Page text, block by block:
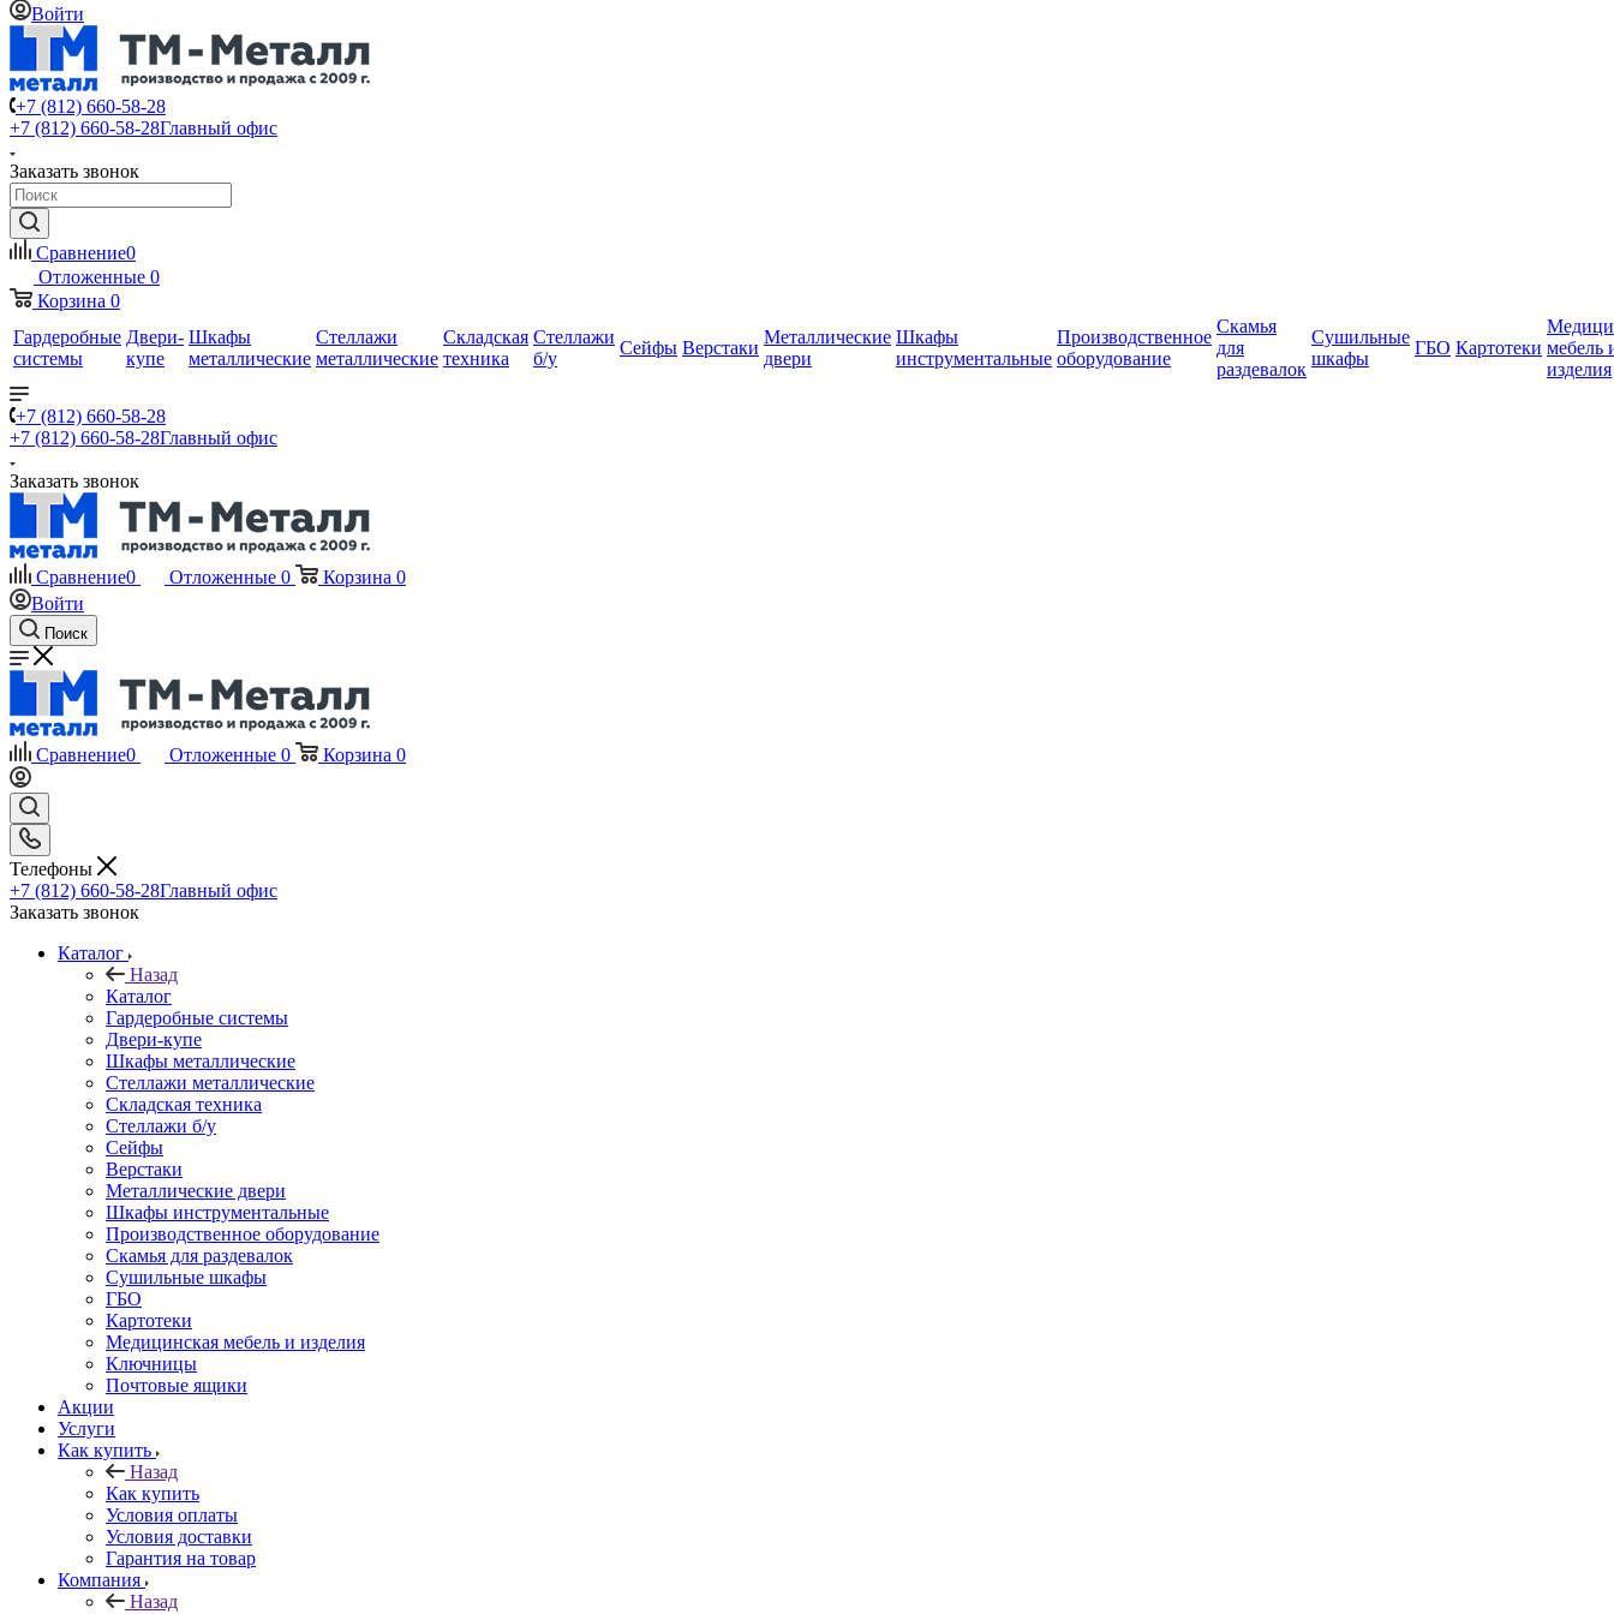
Войти
+7 (812) 660-58-28
+7 (812) 660-58-28Главный офис
Заказать звонок
Сравнение0
Отложенные 0
Корзина 0
Гардеробные
системы
Двери-
купе
Шкафы
металлические
Стеллажи
металлические
Складская
техника
Стеллажи
б/у
Сейфы Верстаки
Металлические
двери
Шкафы
инструментальные
Производственное
оборудование
Скамья
для
раздевалок
Сушильные
шкафы
ГБО Картотеки мебель
изделия
+7 (812) 660-58-28
+7 (812) 660-58-28Главный офис
Заказать звонок
Сравнение0 Отложенные 0 Корзина 0
Войти
Поиск
Сравнение0 Отложенные 0 Корзина 0
Телефоны
+7 (812) 660-58-28Главный офис
Заказать звонок
Каталог
Назад
Каталог
Гардеробные системы
Двери-купе
Шкафы металлические
Стеллажи металлические
Складская техника
Стеллажи б/у
Сейфы
Верстаки
Металлические двери
Шкафы инструментальные
Производственное оборудование
Скамья для раздевалок
Сушильные шкафы
ГБО
Картотеки
Медицинская мебель и изделия
Ключницы
Почтовые ящики
Акции
Услуги
Как купить
Назад
Как купить
Условия оплаты
Условия доставки
Гарантия на товар
Компания
Назад